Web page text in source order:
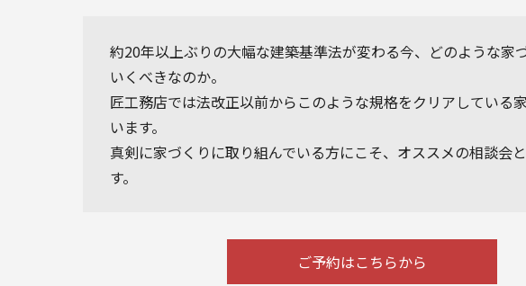
約20年以上ぶりの大幅な建築基準法が変わる今、どのような家
いくべきなのか。
匠工務店では法改正以前からこのような規格をクリアしている
います。
真剣に家づくりに取り組んでいる方にこそ、オススメの相談会
す。
ご予約はこちらから